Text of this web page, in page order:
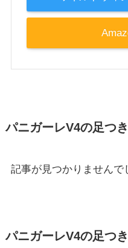
パニガーレV4の足つ
記事が見つかりませんで
パニガーレV4の足つ